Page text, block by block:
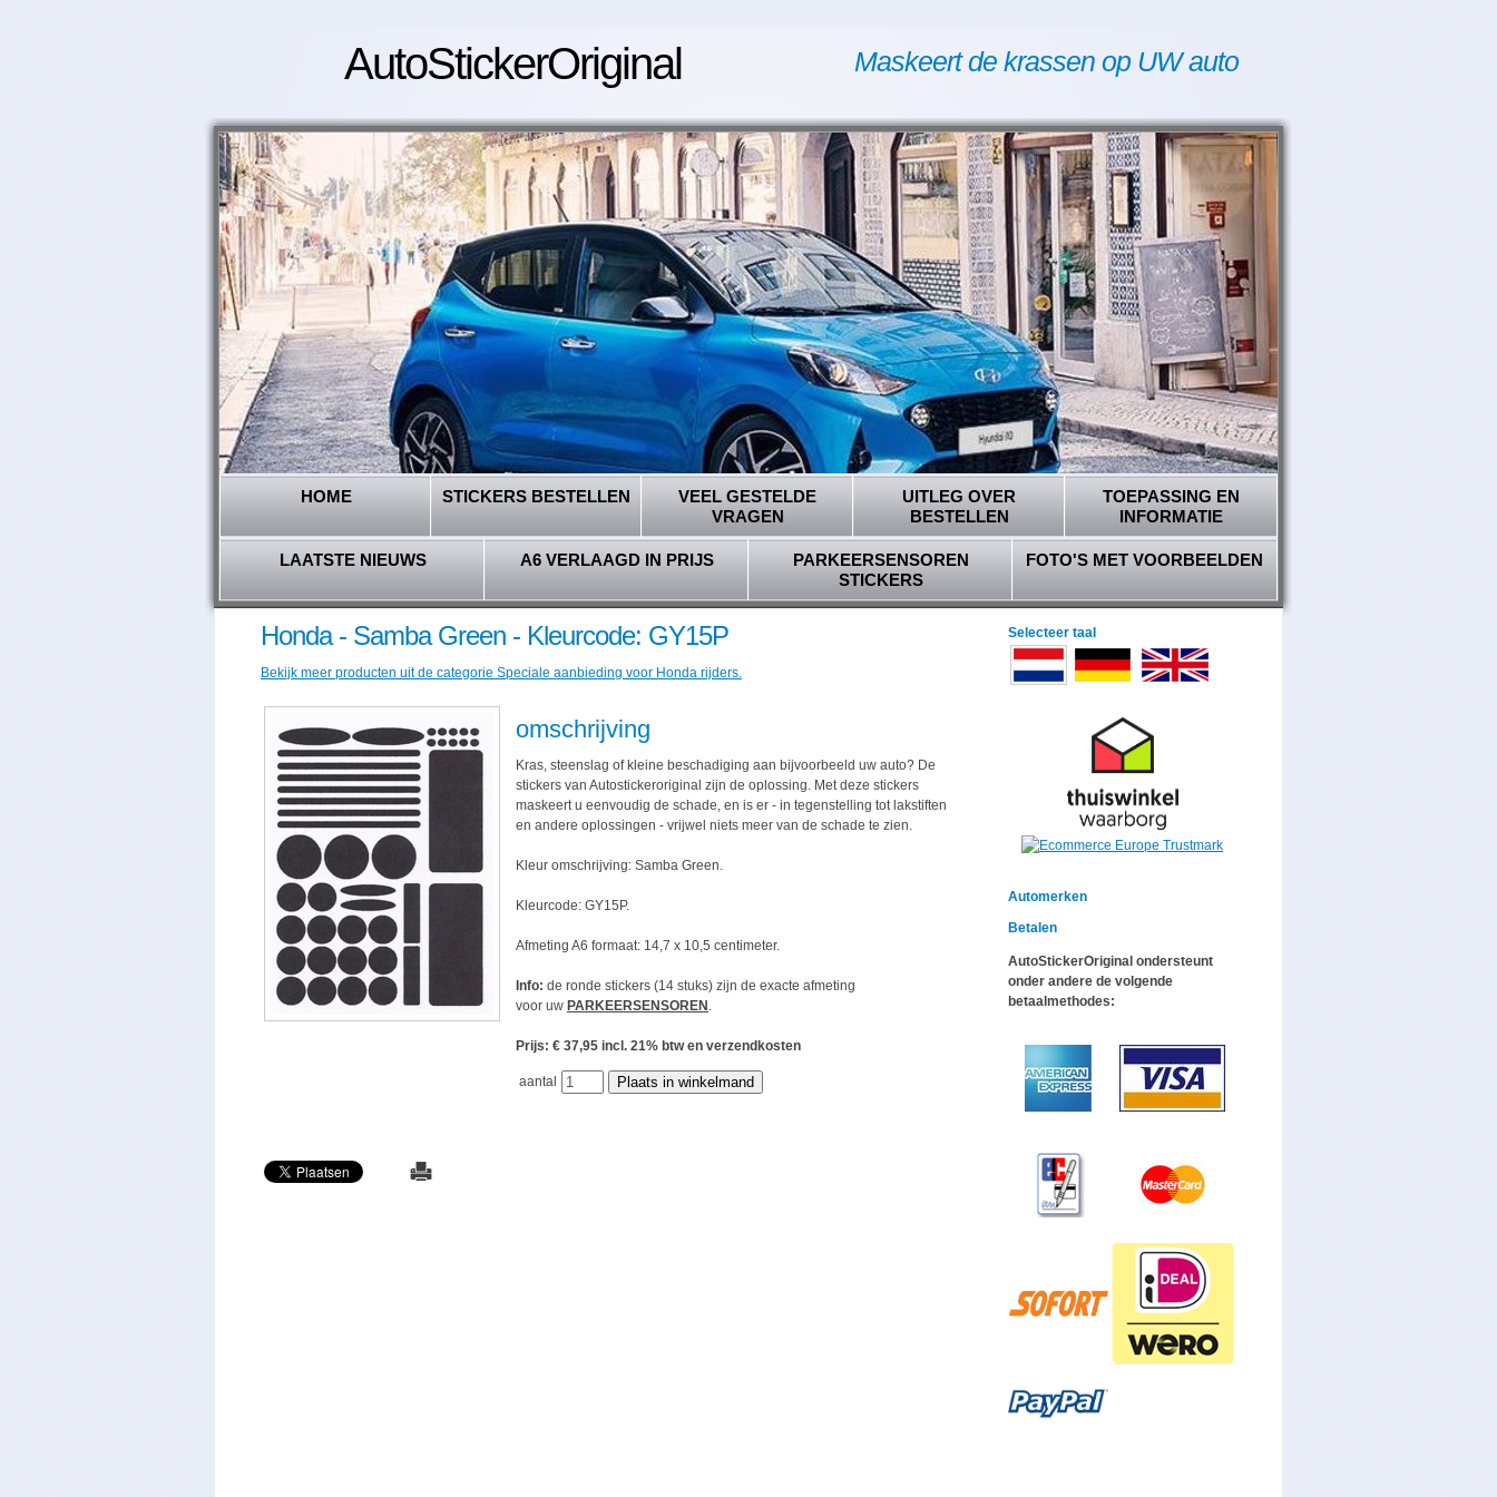
AutoStickerOriginal Maskeert de krassen op UW auto
HOME STICKERS BESTELLEN
VEEL GESTELDE
VRAGEN
UITLEG OVER
BESTELLEN
TOEPASSING EN
INFORMATIE
LAATSTE NIEUWS A6 VERLAAGD IN PRIJS
PARKEERSENSOREN
STICKERS
FOTO'S MET VOORBEELDEN
Honda - Samba Green - Kleurcode: GY15P
Bekijk meer producten uit de categorie Speciale aanbieding voor Honda rijders.
omschrijving
Kras, steenslag of kleine beschadiging aan bijvoorbeeld uw auto? De
stickers van Autostickeroriginal zijn de oplossing. Met deze stickers
maskeert u eenvoudig de schade, en is er - in tegenstelling tot lakstiften
en andere oplossingen - vrijwel niets meer van de schade te zien.
Kleur omschrijving: Samba Green.
Kleurcode: GY15P.
Afmeting A6 formaat: 14,7 x 10,5 centimeter.
Info: de ronde stickers (14 stuks) zijn de exacte afmeting
voor uw PARKEERSENSOREN .
Prijs: € 37,95 incl. 21% btw en verzendkosten
aantal
Selecteer taal
Automerken
Betalen
AutoStickerOriginal ondersteunt
onder andere de volgende
betaalmethodes: